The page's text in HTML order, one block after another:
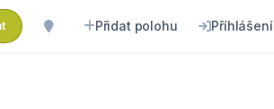
Přidat polohu Příhlášení